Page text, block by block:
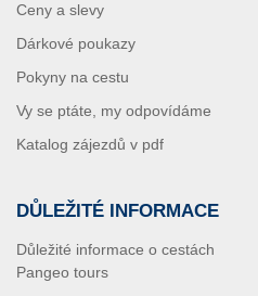
Ceny a slevy
Dárkové poukazy
Pokyny na cestu
Vy se ptáte, my odpovídáme
Katalog zájezdů v pdf
DŮLEŽITÉ INFORMACE
Důležité informace o cestách
Pangeo tours